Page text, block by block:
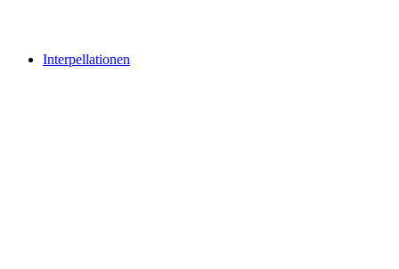
Interpellationen